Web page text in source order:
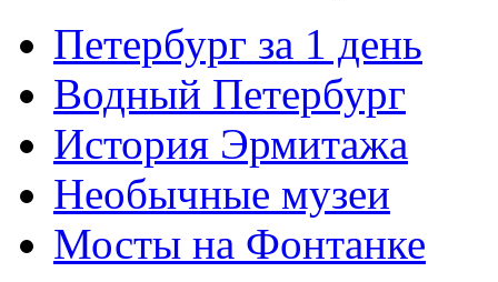
Петербург за 1 день
Водный Петербург
История Эрмитажа
Необычные музеи
Мосты на Фонтанке